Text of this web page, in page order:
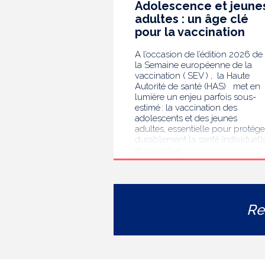
Parlement. Objectifs ? Anticiper
ces défis pour un usage
responsable et éthique de ces
Adolescence et
adultes : un âge clé
pour la vaccination
A l’occasion de l’édition 2026 de
la Semaine européenne de la
vaccination ( SEV ) , la Haute
Autorité de santé (HAS) met en
lumière un enjeu parfois sous-
estimé : la vaccination des
adolescents et des jeunes
adultes, essentielle pour
durablement la santé